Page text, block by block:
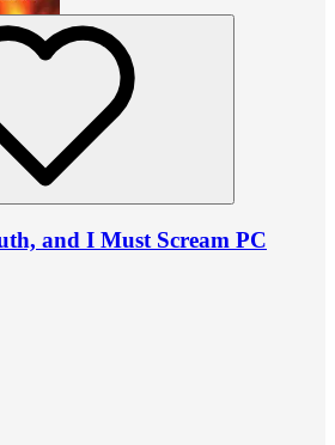
and I Must Scream PC